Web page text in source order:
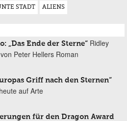
STADT ALIENS
„Das Ende der Sterne“ Ridley
Peter Hellers Roman
Griff nach den Sternen“
auf Arte
für den Dragon Award